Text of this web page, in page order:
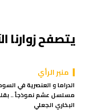
يتصفح زوارنا
منبر الرأي
الدراما و العنصرية في
مسلسل عشم نموذجاً ..
البخاري الجعلي